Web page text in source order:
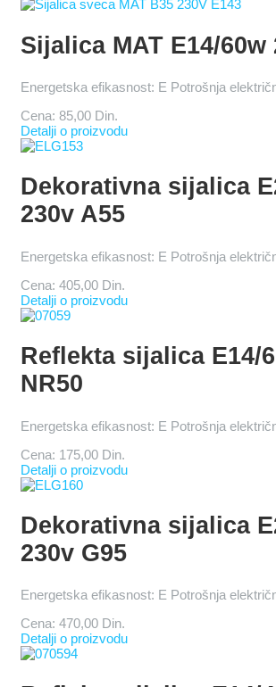
Sijalica MAT E14/60w
Energetska efikasnost: E Potrošnja
Cena: 85,00 Din.
Detalji o proizvodu
Dekorativna sijalica
230v A55
Energetska efikasnost: E Potrošnja
Cena: 405,00 Din.
Detalji o proizvodu
Reflekta sijalica E14/
NR50
Energetska efikasnost: E Potrošnja
Cena: 175,00 Din.
Detalji o proizvodu
Dekorativna sijalica
230v G95
Energetska efikasnost: E Potrošnja
Cena: 470,00 Din.
Detalji o proizvodu